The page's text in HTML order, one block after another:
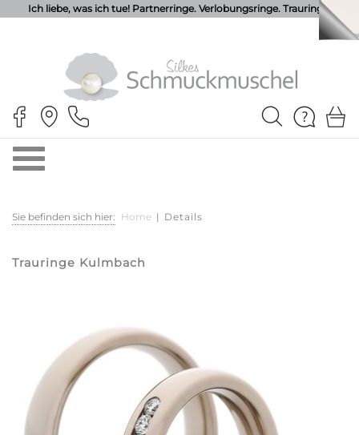
Ich liebe, was ich tue! Partnerringe. Verlobungsringe. Trauringe.
Sie befinden sich hier: Home | Details
Trauringe Kulmbach